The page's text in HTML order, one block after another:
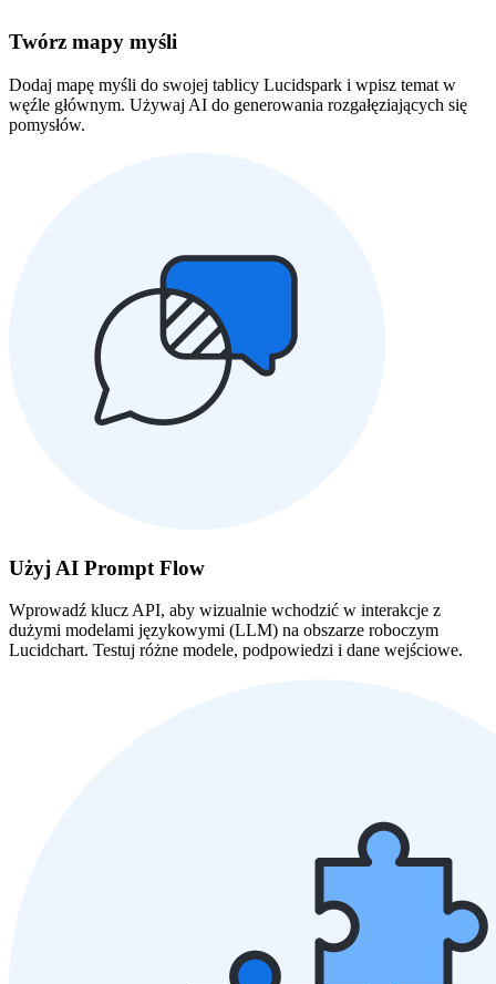
Twórz mapy myśli
Dodaj mapę myśli do swojej tablicy Lucidspark i wpisz temat w
węźle głównym. Używaj AI do generowania rozgałęziających się
pomysłów.
Użyj AI Prompt Flow
Wprowadź klucz API, aby wizualnie wchodzić w interakcje z
dużymi modelami językowymi (LLM) na obszarze roboczym
Lucidchart. Testuj różne modele, podpowiedzi i dane wejściowe.